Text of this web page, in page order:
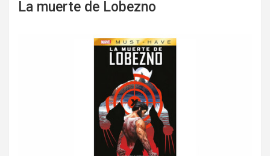
La muerte de Lobezno